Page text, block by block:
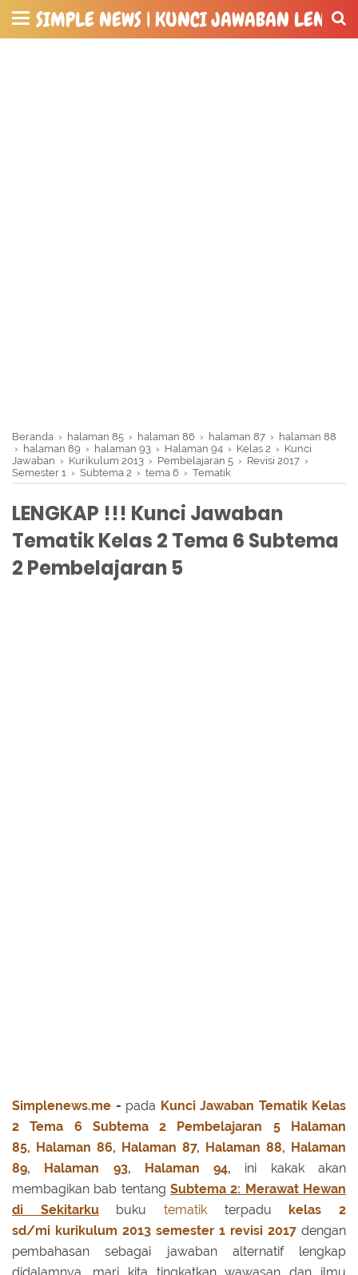
SIMPLE NEWS | KUNCI JAWABAN
Beranda › halaman 85 › halaman 86 › halaman 87 › halaman 88
› halaman 89 › halaman 93 › Halaman 94 › Kelas 2 › Kunci
Jawaban › Kurikulum 2013 › Pembelajaran 5 › Revisi 2017 ›
Semester 1 › Subtema 2 › tema 6 › Tematik
LENGKAP !!! Kunci Jawaban
Tematik Kelas 2 Tema 6 Subtema
2 Pembelajaran 5
Simplenews.me - pada Kunci Jawaban Tematik Kelas
2 Tema 6 Subtema 2 Pembelajaran 5
Halaman
85, Halaman 86, Halaman 87, Halaman 88, Halaman
89, Halaman 93, Halaman 94,
ini kakak akan
membagikan bab tentang Subtema 2: Merawat Hewan
di Sekitarkubukutematik terpadu kelas 2
sd/mi kurikulum 2013 semester 1 revisi 2017 dengan
pembahasan sebagai jawaban alternatif lengkap
didalamnya. mari kita tingkatkan wawasan dan ilmu